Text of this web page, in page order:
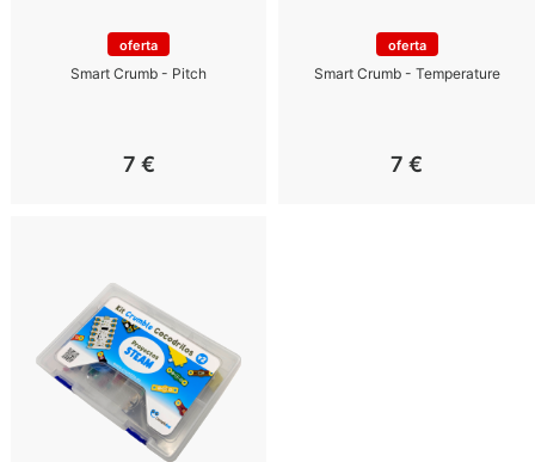
oferta
Smart Crumb - Pitch
7 €
oferta
Smart Crumb - Temperature
7 €